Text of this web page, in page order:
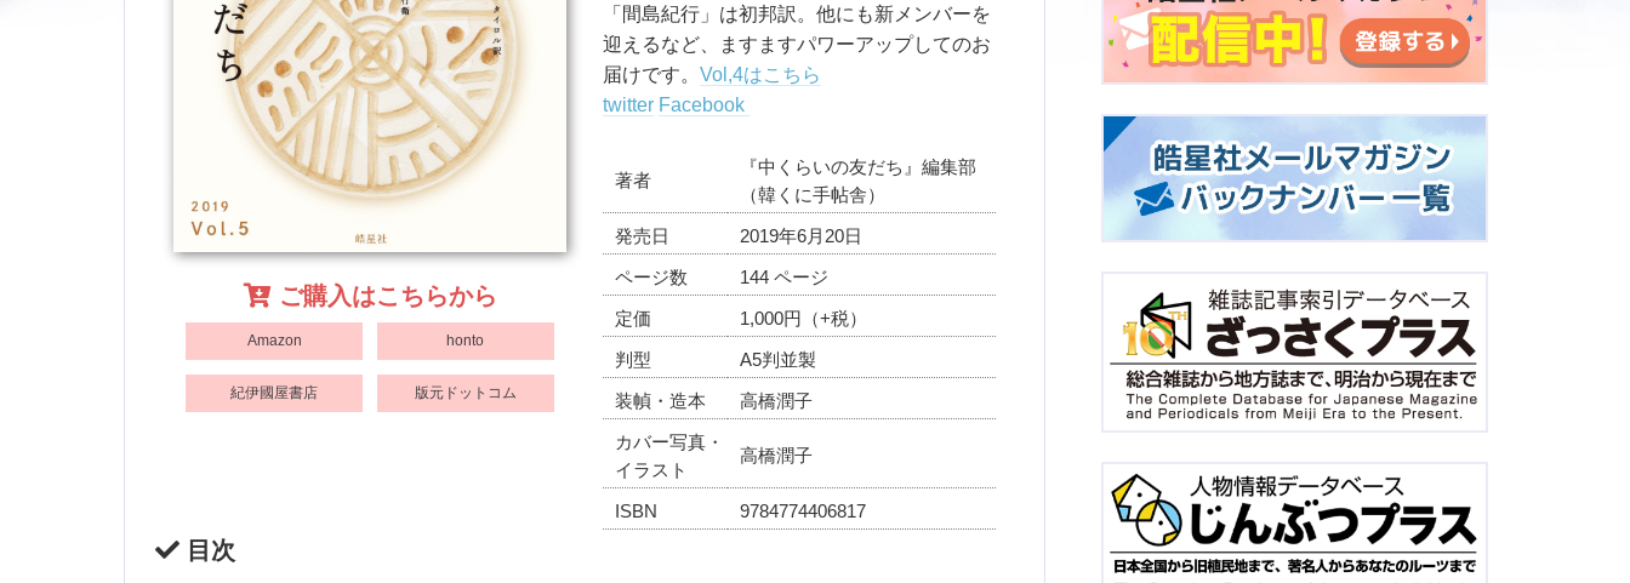
ご購入はこちらから
Amazon honto
紀伊國屋書店 版元ドットコム
「間島紀行」は初邦訳。他にも新メンバーを
迎えるなど、ますますパワーアップしてのお
届けです。 Vol,4はこちら
twitter Facebook
著者
『中くらいの友だち』編集部
（韓くに手帖舎）
発売日 2019年6月20日
ページ数 144 ページ
定価 1,000円（+税）
判型 A5判並製
装幀・造本 高橋潤子
カバー写真・
イラスト
高橋潤子
ISBN 9784774406817
目次